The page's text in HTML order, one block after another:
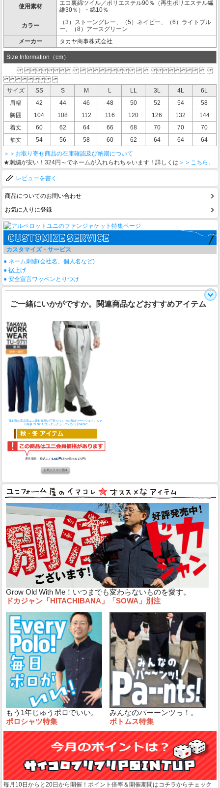
使用素材
エコ裏綿ツイル／ポリエステル90％（再生ポリエステル繊
維30％）・綿10％
カラー
（3）ストーングレー、（5）ネイビー、（6）ライトブル
ー、（8）アースグリーン
メーカー
タカヤ商事株式会社
Size Information（cm）
サイズ SS S M L LL 3L 4L
6L
肩幅
42 44 46 48 50 52 54
58
胸囲
104 108 112 116 120 126 132
144
着丈
60 62 64 66 68 70 70
70
袖丈
54 56 58 60 62 64 64
64
＞＞お取り寄せ商品の在庫確認及び納期について
★刺繍が安い！324円～でネームが入れられちゃいます！詳しくは ＞＞こちら。
レビューを書く
商品についてのお問い合わせ
お気に入りに登録
カスタマイズ・サービス
● ネーム刺繍(会社名、個人名など)
● 裾上げ
● 安全宣言ワッペンとりつけ
ご一緒にいかがですか。関連商品などおすすめアイテム
日本製の高品質エコ素材採用の丁寧なつくりの裏綿ワークウェア。
タカ
ヤ商事 TU9711 ワンタックカーゴパンツ│BASIC
通常価格（税込み）5,687円(本体価格:5,170円)
Grow Old With Me！いつまでも変わらないものを愛す。
ドカジャン「HITACHIBANA」「SOWA」別注
もう1年じゅうポロでいい。
ポロシャツ特集
みんなのパーーンツっ！。
ボトムス特集
毎月10日からと20日から開催！ポイント倍率＆開催期間はコチラからチェック